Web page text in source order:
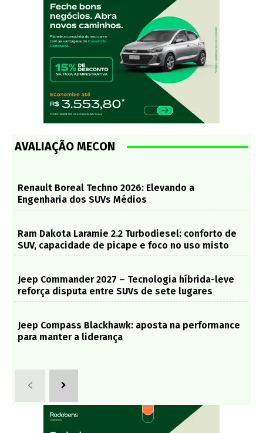
AVALIAÇÃO MECON
Renault Boreal Techno 2026: Elevando a
Engenharia dos SUVs Médios
Ram Dakota Laramie 2.2 Turbodiesel: conforto de
SUV, capacidade de picape e foco no uso misto
Jeep Commander 2027 – Tecnologia híbrida-leve
reforça disputa entre SUVs de sete lugares
Jeep Compass Blackhawk: aposta na performance
para manter a liderança